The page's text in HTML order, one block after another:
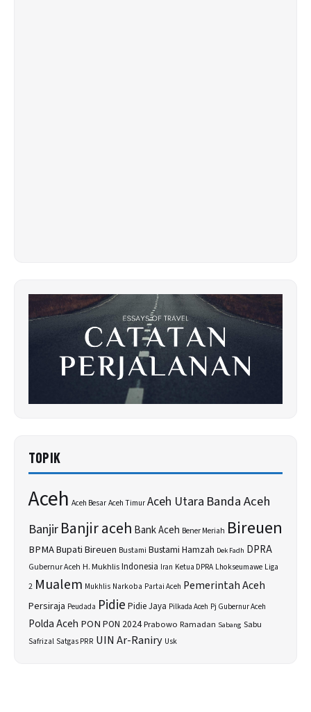
TOPIK
Aceh Aceh BesarAceh TimurAceh Utara Banda Aceh
BanjirBanjir aceh Bank Aceh Bener Meriah Bireuen
BPMABupati Bireuen Bustami Bustami Hamzah Dek Fadh DPRA
Gubernur Aceh H. MukhlisIndonesia Iran Ketua DPRA Lhokseumawe Liga
2 Mualem Mukhlis Narkoba Partai Aceh Pemerintah Aceh
Persiraja Peudada Pidie Pidie Jaya Pilkada Aceh Pj Gubernur Aceh
Polda Aceh PON PON 2024Prabowo Ramadan Sabang Sabu
Safrizal Satgas PRR UIN Ar-Raniry Usk